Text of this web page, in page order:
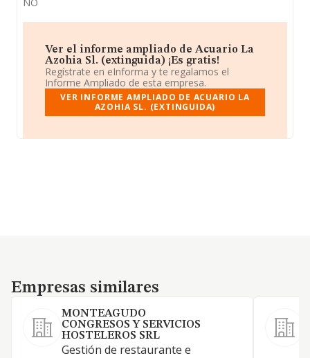
Ver el informe ampliado de Acuario La
Azohia Sl. (extinguida) ¡Es gratis!
Regístrate en eInforma y te regalamos el
Informe Ampliado de esta empresa.
VER INFORME AMPLIADO DE ACUARIO LA
AZOHIA SL. (EXTINGUIDA)
Empresas similares
Empresas similares
MONTEAGUDO
CONGRESOS Y SERVICIOS
HOSTELEROS SRL
Gestión de restaurante e